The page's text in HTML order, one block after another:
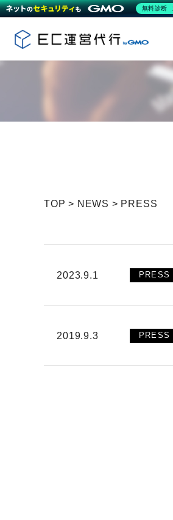
TOP > NEWS > PRESS
2023.9.1 PRESS
2019.9.3 PRESS
無料診断